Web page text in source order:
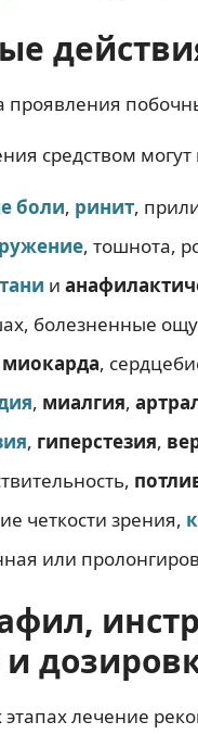
проявления
средством могут
боли, ринит,
, тошнота,
и
болезненные
,
, миалгия,
, гиперстезия,
четкости зрения,
или
и
лечение